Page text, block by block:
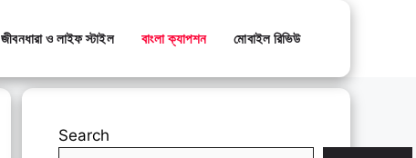
জীবনধারা ও লাইফ স্টাইল বাংলা ক্যাপশন মোবাইল রিভিউ
Search